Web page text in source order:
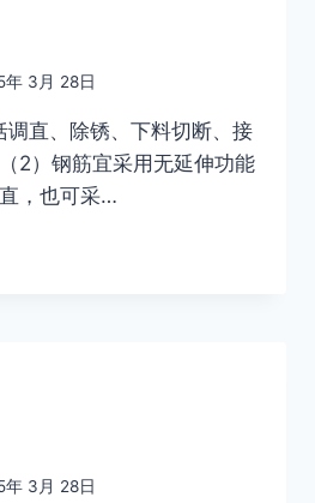
年 3月 28日
调直、除锈、下料切断、接
2）钢筋宜采用无延伸功能
，也可采…
年 3月 28日